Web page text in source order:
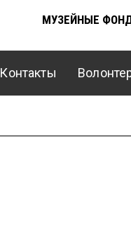
МУЗЕЙНЫЕ
Контакты